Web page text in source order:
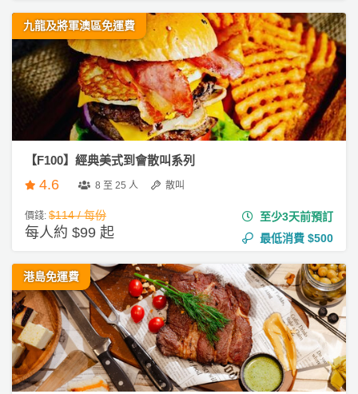
九龍及將軍澳區免運費
【F100】經典美式到會散叫系列
4.6 8 至 25 人 散叫
價錢: $114 / 每份
每人約 $99 起
至少3天前預訂
最低消費 $500
港島免運費